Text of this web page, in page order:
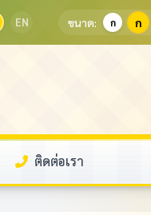
EN ขนาด: ก ก
ติดต่อเรา